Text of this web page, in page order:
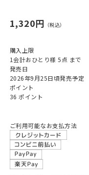
1,320円
購入上限
1会計おひとり様 5点 まで
発売日
2026年9月25日頃発売予定
ポイント
36 ポイント
ご利用可能なお支払方法